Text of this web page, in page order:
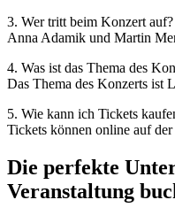
3. Wer tritt beim Konzert auf?
Anna Adamik und Martin
4. Was ist das Thema des
Das Thema des Konzerts ist
5. Wie kann ich Tickets
Tickets können online auf
Die perfekte
Veranstaltung